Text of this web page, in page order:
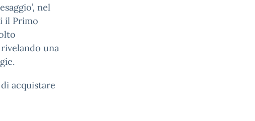
nel
il Primo
una
acquistare